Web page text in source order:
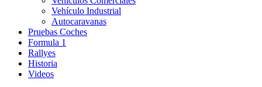
Vehículo Industrial
Autocaravanas
Pruebas Coches
Formula 1
Rallyes
Historia
Videos